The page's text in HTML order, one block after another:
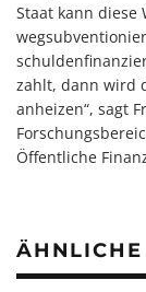
Staat kann
zahlt, dann wird
anheizen“, sagt
Öffentliche
ÄHNLICHE